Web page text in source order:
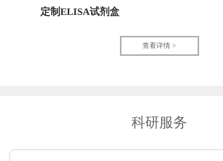
定制ELISA试剂盒
查看详情 >
科研服务